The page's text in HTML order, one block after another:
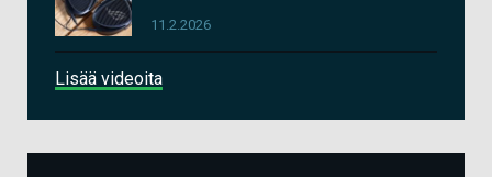
11.2.2026
Lisää videoita